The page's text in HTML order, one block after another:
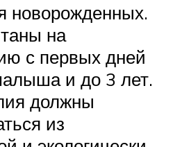
новорожденных.
на
с первых дней
и до 3 лет.
должны
из